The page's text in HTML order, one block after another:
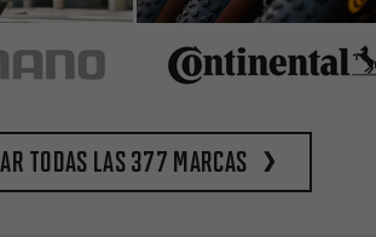
todas las 377 marcas